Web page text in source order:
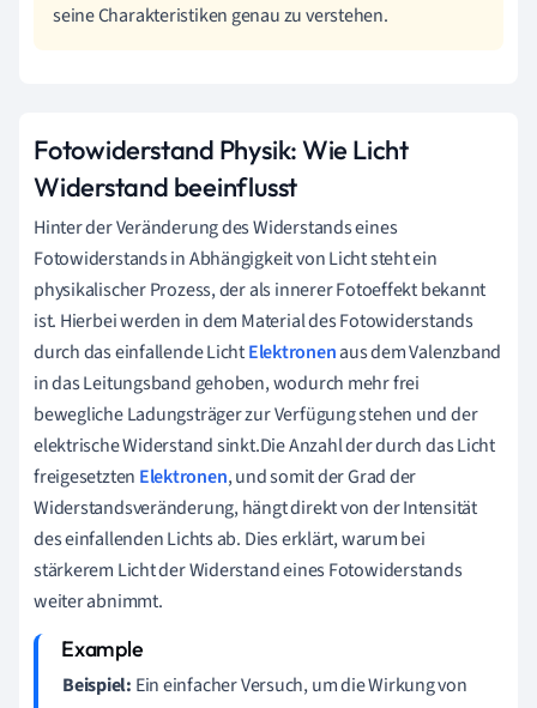
seine Charakteristiken genau zu verstehen.
Fotowiderstand Physik: Wie Licht
Widerstand beeinflusst
Hinter der Veränderung des Widerstands eines
Fotowiderstands in Abhängigkeit von Licht steht ein
physikalischer Prozess, der als innerer Fotoeffekt bekannt
ist. Hierbei werden in dem Material des Fotowiderstands
durch das einfallende LichtElektronenaus dem Valenzband
in das Leitungsband gehoben, wodurch mehr frei
bewegliche Ladungsträger zur Verfügung stehen und der
elektrische Widerstand sinkt.Die Anzahl der durch das Licht
freigesetzten Elektronen, und somit der Grad der
Widerstandsveränderung, hängt direkt von der Intensität
des einfallenden Lichts ab. Dies erklärt, warum bei
stärkerem Licht der Widerstand eines Fotowiderstands
weiter abnimmt.
Beispiel: Ein einfacher Versuch, um die Wirkung von